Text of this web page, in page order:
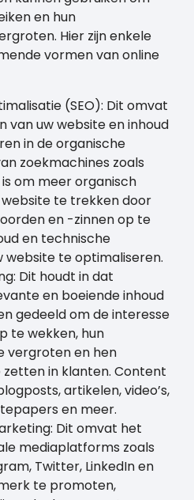
en hun
Hier zijn enkele
vormen van online
(SEO): Dit omvat
van uw website en inhoud
in de organische
zoekmachines zoals
om meer organisch
te trekken door
en -zinnen op te
en technische
website te optimaliseren.
Dit houdt in dat
en boeiende inhoud
gedeeld om de interesse
te wekken, hun
vergroten en hen
zetten in klanten. Content
artikelen, video’s,
en meer.
Dit omvat het
mediaplatforms zoals
Twitter, LinkedIn en
te promoten,